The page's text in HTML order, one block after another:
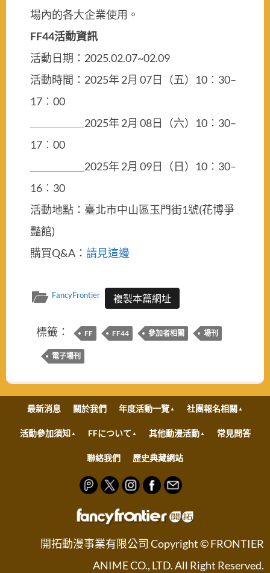
場內的各大企業使用。
FF44活動資訊
活動日期：2025.02.07~02.09
活動時間：2025年 2月 07日（五）10︰30–
17︰00
＿＿＿＿＿2025年 2月 08日（六）10︰30–
17︰00
＿＿＿＿＿2025年 2月 09日（日）10︰30–
16︰30
活動地點：臺北市中山區玉門街1號(花博爭
豔館)
購買Q&A： 請見這邊
FancyFrontier 複製本篇網址
標籤： FF FF44 參加者相關 場刊
電子場刊
最新消息 關於我們 年度活動一覽 社團報名相關
活動參加須知 FFについて 其他動漫活動 常見問答
聯絡我們 歷史典藏網站
開拓動漫事業有限公司 Copyright © FRONTIER
ANIME CO., LTD. All Right Reserved.